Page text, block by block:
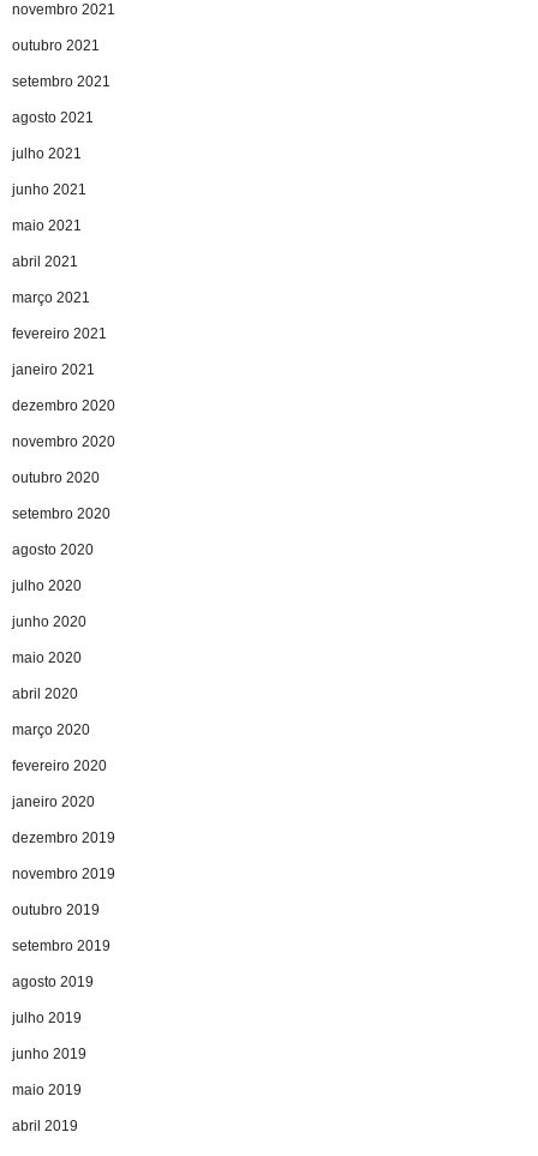
novembro 2021
outubro 2021
setembro 2021
agosto 2021
julho 2021
junho 2021
maio 2021
abril 2021
março 2021
fevereiro 2021
janeiro 2021
dezembro 2020
novembro 2020
outubro 2020
setembro 2020
agosto 2020
julho 2020
junho 2020
maio 2020
abril 2020
março 2020
fevereiro 2020
janeiro 2020
dezembro 2019
novembro 2019
outubro 2019
setembro 2019
agosto 2019
julho 2019
junho 2019
maio 2019
abril 2019